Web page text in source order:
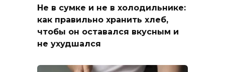
Не в сумке и не в холодильнике:
как правильно хранить хлеб,
чтобы он оставался вкусным и
не ухудшался